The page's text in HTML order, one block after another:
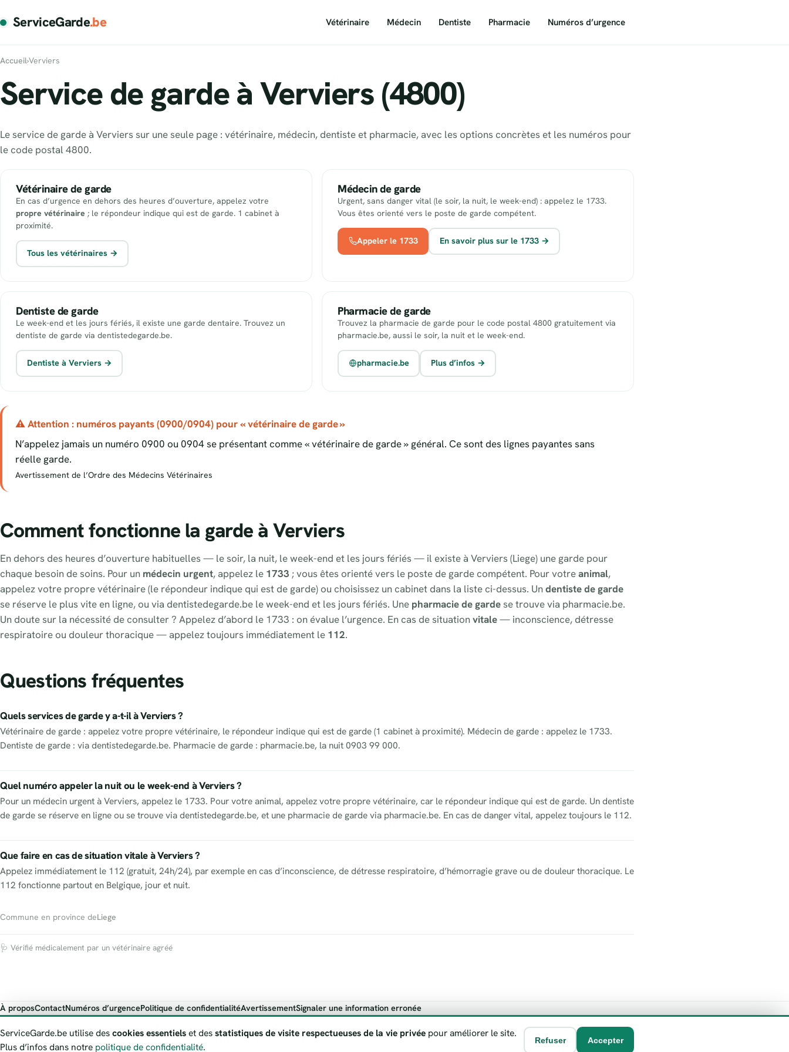
ServiceGarde.be Vétérinaire Médecin Dentiste Pharmacie Numéros d’urgence
Accueil›Verviers
Service de garde à Verviers (4800)
Le service de garde à Verviers sur une seule page : vétérinaire, médecin, dentiste et pharmacie, avec les options concrètes et les numéros pour
le code postal 4800.
Vétérinaire de garde
En cas d’urgence en dehors des heures d’ouverture, appelez votre
propre vétérinaire ; le répondeur indique qui est de garde. 1 cabinet à
proximité.
Tous les vétérinaires →
Médecin de garde
Urgent, sans danger vital (le soir, la nuit, le week-end) : appelez le 1733.
Vous êtes orienté vers le poste de garde compétent.
Appeler le 1733 En savoir plus sur le 1733 →
Dentiste de garde
Le week-end et les jours fériés, il existe une garde dentaire. Trouvez un
dentiste de garde via dentistedegarde.be.
Dentiste à Verviers →
Pharmacie de garde
Trouvez la pharmacie de garde pour le code postal 4800 gratuitement via
pharmacie.be, aussi le soir, la nuit et le week-end.
pharmacie.be Plus d’infos →
⚠ Attention : numéros payants (0900/0904) pour « vétérinaire de garde »
N’appelez jamais un numéro 0900 ou 0904 se présentant comme « vétérinaire de garde » général. Ce sont des lignes payantes sans
réelle garde.
Avertissement de l’Ordre des Médecins Vétérinaires
Comment fonctionne la garde à Verviers
En dehors des heures d’ouverture habituelles — le soir, la nuit, le week-end et les jours fériés — il existe à Verviers (Liege) une garde pour
chaque besoin de soins. Pour un médecin urgent, appelez le 1733 ; vous êtes orienté vers le poste de garde compétent. Pour votreanimal,
appelez votre propre vétérinaire (le répondeur indique qui est de garde) ou choisissez un cabinet dans la liste ci-dessus. Undentiste de garde
se réserve le plus vite en ligne, ou via dentistedegarde.be le week-end et les jours fériés. Une pharmacie de gardese trouve via pharmacie.be.
Un doute sur la nécessité de consulter ? Appelez d’abord le 1733 : on évalue l’urgence. En cas de situationvitale— inconscience, détresse
respiratoire ou douleur thoracique — appelez toujours immédiatement le 112.
Questions fréquentes
Quels services de garde y a-t-il à Verviers ?
Vétérinaire de garde : appelez votre propre vétérinaire, le répondeur indique qui est de garde (1 cabinet à proximité). Médecin de garde : appelez le 1733.
Dentiste de garde : via dentistedegarde.be. Pharmacie de garde : pharmacie.be, la nuit 0903 99 000.
Quel numéro appeler la nuit ou le week-end à Verviers ?
Pour un médecin urgent à Verviers, appelez le 1733. Pour votre animal, appelez votre propre vétérinaire, car le répondeur indique qui est de garde. Un dentiste
de garde se réserve en ligne ou se trouve via dentistedegarde.be, et une pharmacie de garde via pharmacie.be. En cas de danger vital, appelez toujours le 112.
Que faire en cas de situation vitale à Verviers ?
Appelez immédiatement le 112 (gratuit, 24h/24), par exemple en cas d’inconscience, de détresse respiratoire, d’hémorragie grave ou de douleur thoracique. Le
112 fonctionne partout en Belgique, jour et nuit.
Commune en province deLiege
🩺 Vérifié médicalement par un vétérinaire agréé
À proposContactNuméros d’urgencePolitique de confidentialitéAvertissementSignaler une information erronée
ServiceGarde.be présente des informations publiques de garde à titre indicatif. En cas de danger vital, appelez toujours le 112.
© 2026 ServiceGarde.be
ServiceGarde.be utilise descookies essentielset desstatistiques de visite respectueuses de la vie privée pour améliorer le site.
Plus d’infos dans notre politique de confidentialité.
Refuser Accepter